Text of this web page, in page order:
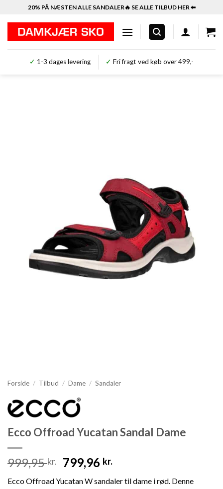
indhold
20% PÅ NÆSTEN ALLE SANDALER🔥 SE ALLE TILBUD HER ⬅︎
✓ 1-3 dages levering ✓ Fri fragt ved køb over 499,-
Forside / Tilbud / Dame / Sandaler
Ecco Offroad Yucatan Sandal Dame
999,95kr.
Den
oprindelige
pris
799,96 kr.Den
pris
Ecco Offroad Yucatan W sandaler til dame i rød. Denne